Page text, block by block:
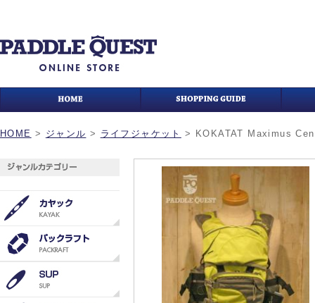
HOME > ジャンル > ライフジャケット > KOKATAT Maximus